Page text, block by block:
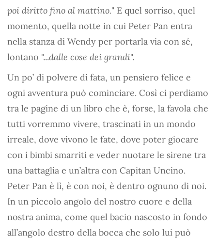
poi diritto fino al mattino." E quel sorriso, quel
momento, quella notte in cui Peter Pan entra
nella stanza di Wendy per portarla via con sé,
lontano "...dalle cose dei grandi".
Un po’ di polvere di fata, un pensiero felice e
ogni avventura può cominciare. Così ci perdiamo
tra le pagine di un libro che è, forse, la favola che
tutti vorremmo vivere, trascinati in un mondo
irreale, dove vivono le fate, dove poter giocare
con i bimbi smarriti e veder nuotare le sirene tra
una battaglia e un’altra con Capitan Uncino.
Peter Pan è lì, è con noi, è dentro ognuno di noi.
In un piccolo angolo del nostro cuore e della
nostra anima, come quel bacio nascosto in fondo
all’angolo destro della bocca che solo lui può